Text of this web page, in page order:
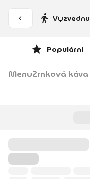
Populární
MenuZrnková káva